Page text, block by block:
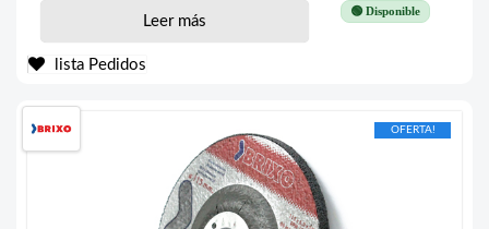
🟢 Disponible
Leer más
lista Pedidos
OFERTA!